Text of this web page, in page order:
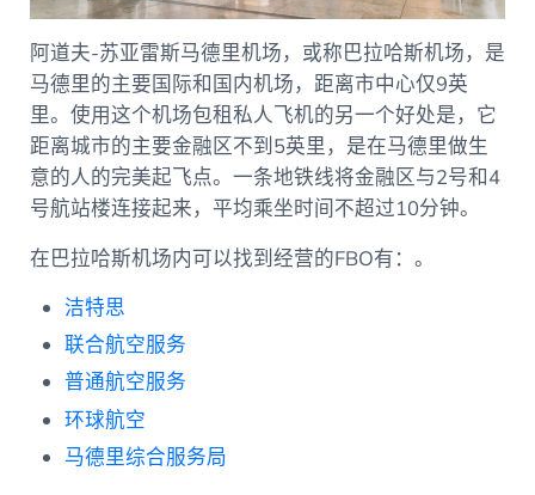
阿道夫-苏亚雷斯马德里机场，或称巴拉哈斯机场，是
马德里的主要国际和国内机场，距离市中心仅9英
里。使用这个机场包租私人飞机的另一个好处是，它
距离城市的主要金融区不到5英里，是在马德里做生
意的人的完美起飞点。一条地铁线将金融区与2号和4
号航站楼连接起来，平均乘坐时间不超过10分钟。
在巴拉哈斯机场内可以找到经营的FBO有：。
洁特思
联合航空服务
普通航空服务
环球航空
马德里综合服务局